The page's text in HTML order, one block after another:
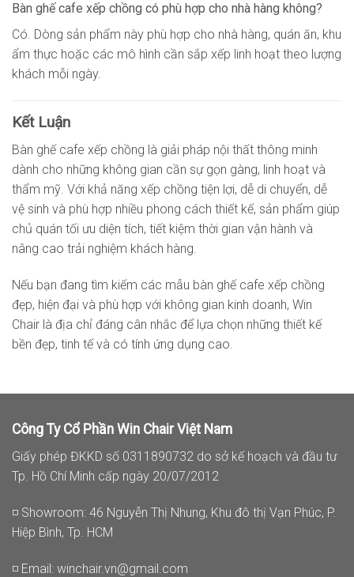
Bàn ghế cafe xếp chồng có phù hợp cho nhà hàng không?
Có. Dòng sản phẩm này phù hợp cho nhà hàng, quán ăn, khu
ẩm thực hoặc các mô hình cần sắp xếp linh hoạt theo lượng
khách mỗi ngày.
Kết Luận
Bàn ghế cafe xếp chồng là giải pháp nội thất thông minh
dành cho những không gian cần sự gọn gàng, linh hoạt và
thẩm mỹ. Với khả năng xếp chồng tiện lợi, dễ di chuyển, dễ
vệ sinh và phù hợp nhiều phong cách thiết kế, sản phẩm giúp
chủ quán tối ưu diện tích, tiết kiệm thời gian vận hành và
nâng cao trải nghiệm khách hàng.
Nếu bạn đang tìm kiếm các mẫu bàn ghế cafe xếp chồng
đẹp, hiện đại và phù hợp với không gian kinh doanh, Win
Chair là địa chỉ đáng cân nhắc để lựa chọn những thiết kế
bền đẹp, tinh tế và có tính ứng dụng cao.
Công Ty Cổ Phần Win Chair Việt Nam
Giấy phép ĐKKD số 0311890732 do sở kế hoạch và đầu tư
Tp. Hồ Chí Minh cấp ngày 20/07/2012
◽ Showroom: 46 Nguyễn Thị Nhung, Khu đô thị Vạn Phúc, P.
Hiệp Bình, Tp. HCM
◽ Email: winchair.vn@gmail.com